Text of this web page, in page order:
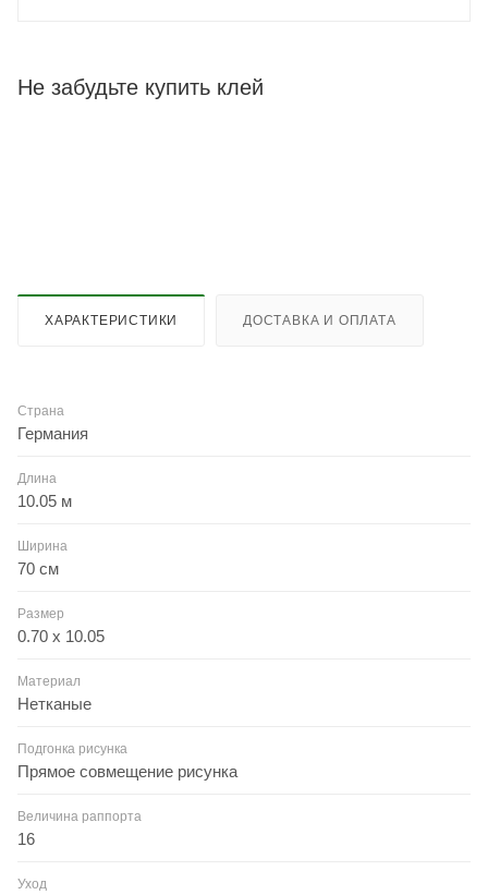
Не забудьте купить клей
ХАРАКТЕРИСТИКИ ДОСТАВКА И ОПЛАТА
Страна
Германия
Длина
10.05 м
Ширина
70 см
Размер
0.70 x 10.05
Материал
Нетканые
Подгонка рисунка
Прямое совмещение рисунка
Величина раппорта
16
Уход